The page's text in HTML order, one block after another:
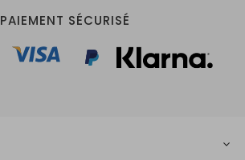
PAIEMENT SÉCURISÉ